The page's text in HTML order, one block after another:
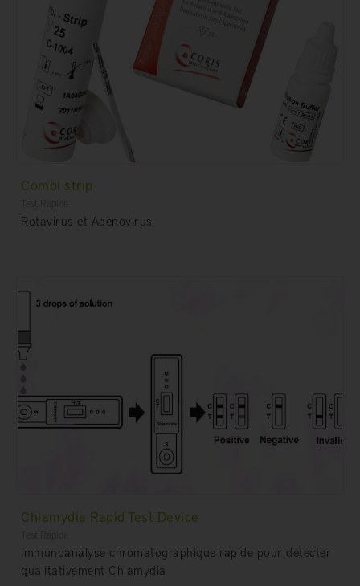
Combi strip
Rotavirus et Adenovirus
Chlamydia Rapid Test Device
immunoanalyse chromatographique rapide pour détecter
qualitativement Chlamydia